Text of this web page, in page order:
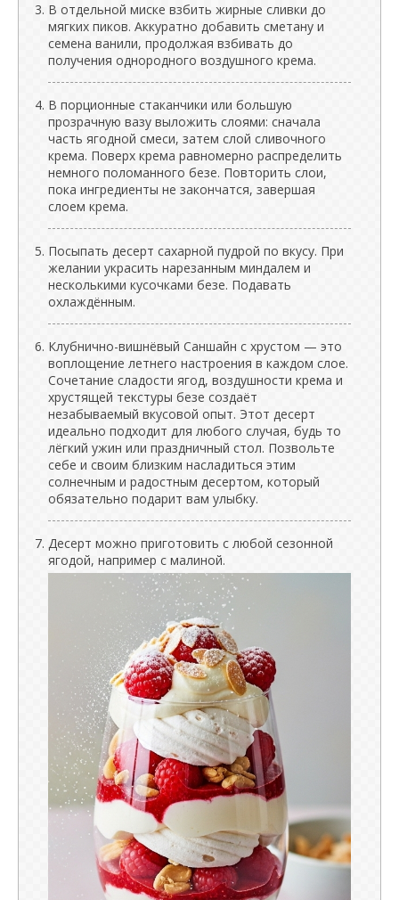
В отдельной миске взбить жирные сливки до
мягких пиков. Аккуратно добавить сметану и
семена ванили, продолжая взбивать до
получения однородного воздушного крема.
В порционные стаканчики или большую
прозрачную вазу выложить слоями: сначала
часть ягодной смеси, затем слой сливочного
крема. Поверх крема равномерно распределить
немного поломанного безе. Повторить слои,
пока ингредиенты не закончатся, завершая
слоем крема.
Посыпать десерт сахарной пудрой по вкусу. При
желании украсить нарезанным миндалем и
несколькими кусочками безе. Подавать
охлаждённым.
Клубнично-вишнёвый Саншайн с хрустом — это
воплощение летнего настроения в каждом слое.
Сочетание сладости ягод, воздушности крема и
хрустящей текстуры безе создаёт
незабываемый вкусовой опыт. Этот десерт
идеально подходит для любого случая, будь то
лёгкий ужин или праздничный стол. Позвольте
себе и своим близким насладиться этим
солнечным и радостным десертом, который
обязательно подарит вам улыбку.
Десерт можно приготовить с любой сезонной
ягодой, например с малиной.